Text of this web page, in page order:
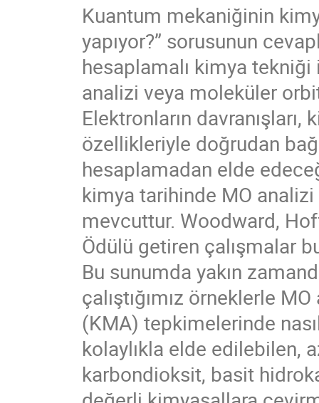
Kuantum mekaniğinin
yapıyor?” sorusunun
hesaplamalı kimya
analizi veya moleküler
Elektronların
özellikleriyle doğrudan
hesaplamadan elde
kimya tarihinde MO
mevcuttur. Woodward,
Ödülü getiren çalışmalar
Bu sunumda yakın
çalıştığımız örneklerle
(KMA) tepkimelerinde
kolaylıkla elde edilebilen,
karbondioksit, basit